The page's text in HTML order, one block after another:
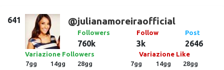
641 @julianamoreiraofficial
Followers
760k
Follow
3k
Post
2646
Variazione Followers
7gg
14gg 28gg
Variazione Like
7gg
14gg 28gg